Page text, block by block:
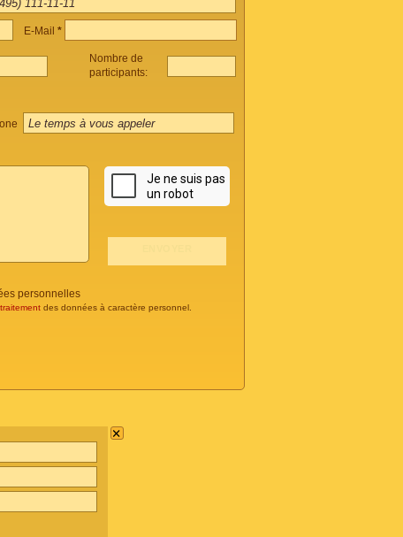
E-Mail *
Nombre de
participants:
personnelles
des données à caractère personnel.
×